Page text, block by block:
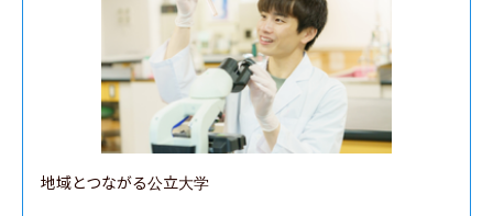
地域とつながる公立大学